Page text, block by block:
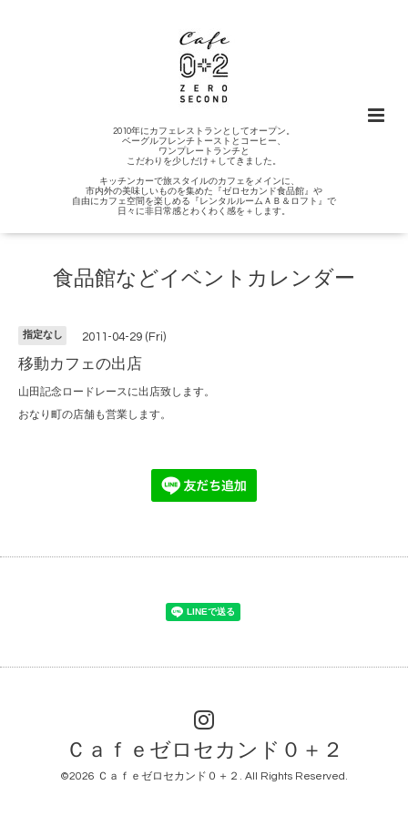
2010年にカフェレストランとしてオープン。
ベーグルフレンチトーストとコーヒー、
ワンプレートランチと
こだわりを少しだけ＋してきました。
キッチンカーで旅スタイルのカフェをメインに、
市内外の美味しいものを集めた『ゼロセカンド食品館』や
自由にカフェ空間を楽しめる『レンタルルームＡＢ＆ロフト』で
日々に非日常感とわくわく感を＋します。
食品館などイベントカレンダー
指定なし 2011-04-29 (Fri)
移動カフェの出店
山田記念ロードレースに出店致します。
おなり町の店舗も営業します。
Ｃａｆｅゼロセカンド０＋２
©2026 Ｃａｆｅゼロセカンド０＋２ . All Rights Reserved.